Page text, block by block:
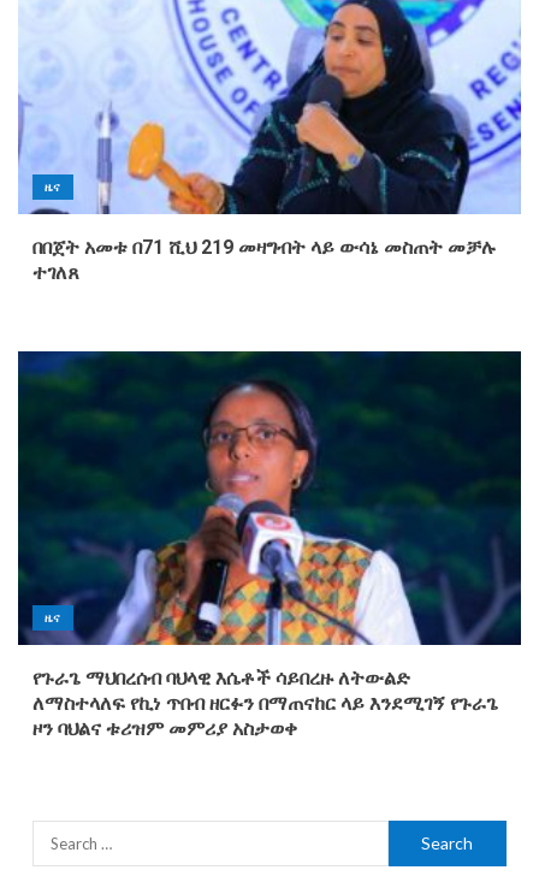
ዜና
በበጀት አመቱ በ71 ሺህ 219 መዛግብት ላይ ውሳኔ መስጠት መቻሉ
ተገለጸ
ዜና
የጉራጌ ማህበረሰብ ባህላዊ እሴቶች ሳይበረዙ ለትውልድ
ለማስተላለፍ የኪነ ጥበብ ዘርፉን በማጠናከር ላይ እንደሚገኝ የጉራጌ
ዞን ባህልና ቱሪዝም መምሪያ አስታወቀ